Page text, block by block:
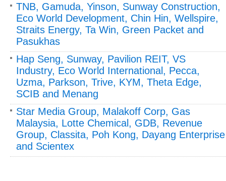
TNB, Gamuda, Yinson, Sunway Construction,
Eco World Development, Chin Hin, Wellspire,
Straits Energy, Ta Win, Green Packet and
Pasukhas
Hap Seng, Sunway, Pavilion REIT, VS
Industry, Eco World International, Pecca,
Uzma, Parkson, Trive, KYM, Theta Edge,
SCIB and Menang
Star Media Group, Malakoff Corp, Gas
Malaysia, Lotte Chemical, GDB, Revenue
Group, Classita, Poh Kong, Dayang Enterprise
and Scientex